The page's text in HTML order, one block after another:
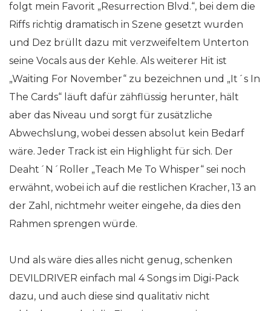
folgt mein Favorit „Resurrection Blvd.“, bei dem die
Riffs richtig dramatisch in Szene gesetzt wurden
und Dez brüllt dazu mit verzweifeltem Unterton
seine Vocals aus der Kehle. Als weiterer Hit ist
„Waiting For November“ zu bezeichnen und „It´s In
The Cards“ läuft dafür zähflüssig herunter, hält
aber das Niveau und sorgt für zusätzliche
Abwechslung, wobei dessen absolut kein Bedarf
wäre. Jeder Track ist ein Highlight für sich. Der
Deaht´N´Roller „Teach Me To Whisper“ sei noch
erwähnt, wobei ich auf die restlichen Kracher, 13 an
der Zahl, nichtmehr weiter eingehe, da dies den
Rahmen sprengen würde.
Und als wäre dies alles nicht genug, schenken
DEVILDRIVER einfach mal 4 Songs im Digi-Pack
dazu, und auch diese sind qualitativ nicht